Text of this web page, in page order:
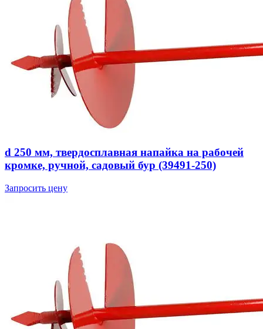
d 250 мм, твердосплавная напайка на рабочей
кромке, ручной, садовый бур (39491-250)
Запросить цену